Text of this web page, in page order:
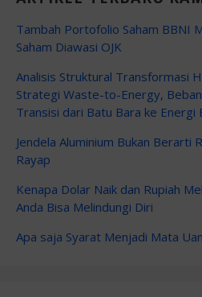
Tambah Portofolio Saham BBNI
Saham Diawasi OJK
Analisis Struktural Transformasi
Strategi Waste-to-Energy,
Transisi dari Batu Bara ke Energi
Jendela Aluminium Bukan Berarti
Rayap
Kenapa Dolar Naik dan Rupiah
Anda Bisa Melindungi Diri
Apa saja Syarat Menjadi Mata